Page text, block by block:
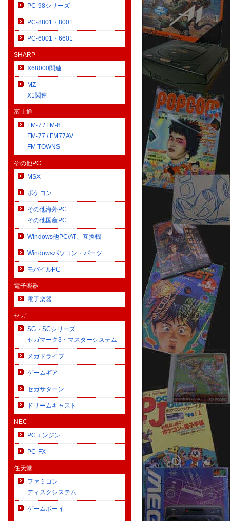
PC-98シリーズ
PC-8801・8001
PC-6001・6601
SHARP
X68000関連
MZ
X1関連
富士通
FM-7 / FM-8
FM-77 / FM77AV
FM TOWNS
その他PC
MSX
ポケコン
その他海外PC
その他国産PC
Windows他PC/AT、互換機
Windowsパソコン・パーツ
モバイルPC
電子楽器
電子楽器
セガ
SG・SCシリーズ
セガマーク3・マスターシステム
メガドライブ
ゲームギア
セガサターン
ドリームキャスト
NEC
PCエンジン
PC-FX
任天堂
ファミコン
ディスクシステム
ゲームボーイ